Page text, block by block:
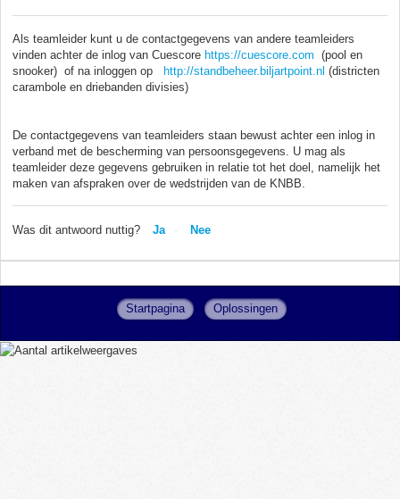
Als teamleider kunt u de contactgegevens van andere teamleiders
vinden achter de inlog van Cuescore https://cuescore.com (pool en
snooker) of na inloggen op http://standbeheer.biljartpoint.nl (districten
carambole en driebanden divisies)
De contactgegevens van teamleiders staan bewust achter een inlog in
verband met de bescherming van persoonsgegevens. U mag als
teamleider deze gegevens gebruiken in relatie tot het doel, namelijk het
maken van afspraken over de wedstrijden van de KNBB.
Was dit antwoord nuttig? Ja Nee
Startpagina Oplossingen